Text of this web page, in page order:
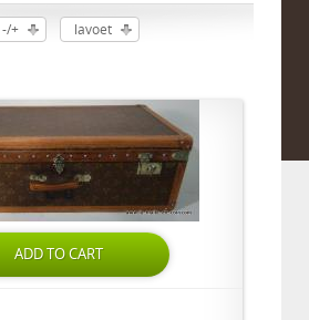
-/+ lavoet
ADD TO CART